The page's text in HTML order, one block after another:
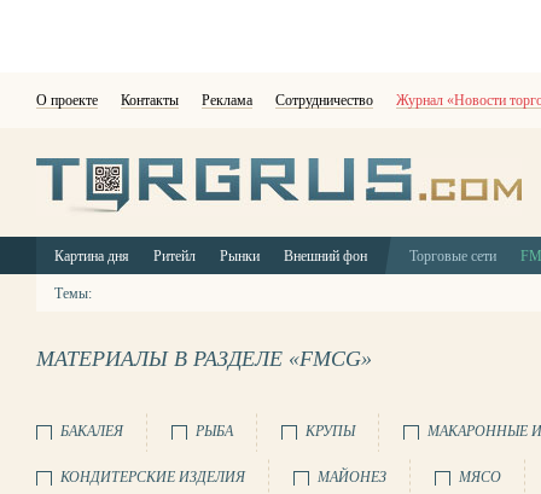
О проекте Контакты Реклама Сотрудничество Журнал «Новости
Картина дня Ритейл Рынки Внешний фон Торговые сети
Темы:
МАТЕРИАЛЫ В РАЗДЕЛЕ «FMCG»
БАКАЛЕЯ РЫБА КРУПЫ МАКАРОННЫЕ
КОНДИТЕРСКИЕ ИЗДЕЛИЯ МАЙОНЕЗ МЯСО